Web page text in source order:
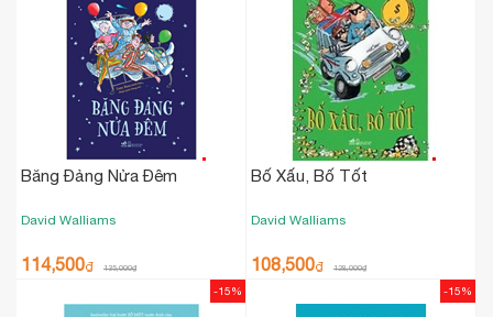
Băng Đảng Nửa Đêm
David Walliams
114,500₫ 135,000₫
Bố Xấu, Bố Tốt
David Walliams
108,500₫ 128,000₫
-15% -15%